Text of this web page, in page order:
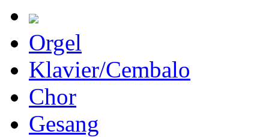
Orgel
Klavier/Cembalo
Chor
Gesang